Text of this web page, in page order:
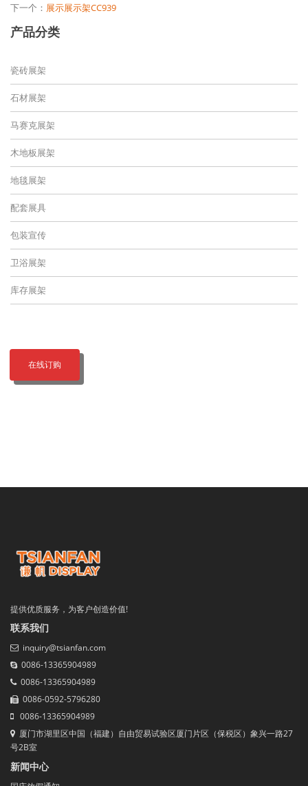
下一个： 展示展示架CC939
产品分类
瓷砖展架
石材展架
马赛克展架
木地板展架
地毯展架
配套展具
包装宣传
卫浴展架
库存展架
在线订购
提供优质服务，为客户创造价值!
联系我们
inquiry@tsianfan.com
0086-13365904989
0086-13365904989
0086-0592-5796280
0086-13365904989
厦门市湖里区中国（福建）自由贸易试验区厦门片区（保税区）象兴一路27
号2B室
新闻中心